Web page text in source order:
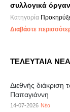
συλλογικά
Κατηγορία
Διαβάστε
ΤΕΛΕΥΤΑΙΑ ΝΕΑ
Διεθνής
Παπαγιάννη
14-07-2026 Νέα